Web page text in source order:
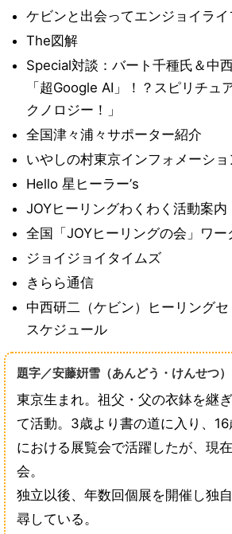
ケビンと出会ってエンジョイライ
The図解
Special対談：バート千種氏＆中
「超Google AI」！？スピリチュ
クノロジー！」
全国津々浦々サポーター紹介
いやしの村東京インフォメーショ
Hello 星ヒーラー’s
JOYヒーリングわくわく活動案内
全国「JOYヒーリングの会」ワー
ジョイジョイタイムズ
きらら通信
中西研二（ケビン）ヒーリング
スケジュール
題字／安藤姸雪（あんどう・けんせつ
東京生まれ。祖父・父の衣鉢を継
て活動。3歳より書の道に入り、
における展覧会で活躍したが、現
会。
独立以後、年数回個展を開催し独
尋している。